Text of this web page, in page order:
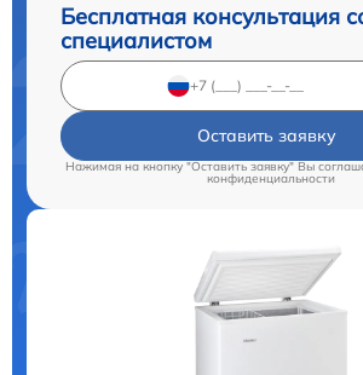
Бесплатная консультация
специалистом
Оставить заявку
Нажимая на кнопку "Оставить заявку" Вы
конфиденциальности